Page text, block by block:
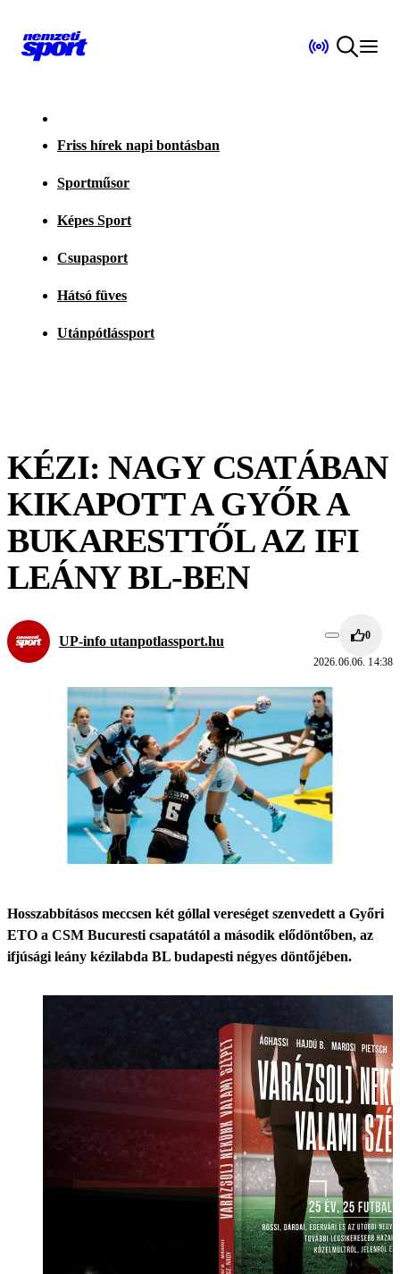
Friss hírek napi bontásban
Sportműsor
Képes Sport
Csupasport
Hátsó füves
Utánpótlássport
KÉZI: NAGY CSATÁBAN
KIKAPOTT A GYŐR A
BUKARESTTŐL AZ IFI
LEÁNY BL-BEN
UP-info utanpotlassport.hu 0
2026.06.06. 14:38
Hosszabbításos meccsen két góllal vereséget szenvedett a Győri
ETO a CSM Bucuresti csapatától a második elődöntőben, az
ifjúsági leány kézilabda BL budapesti négyes döntőjében.